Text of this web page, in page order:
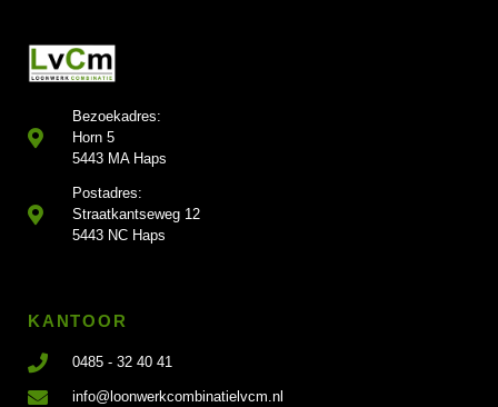
Bezoekadres:
Horn 5
5443 MA Haps
Postadres:
Straatkantseweg 12
5443 NC Haps
KANTOOR
0485 - 32 40 41
info@loonwerkcombinatielvcm.nl